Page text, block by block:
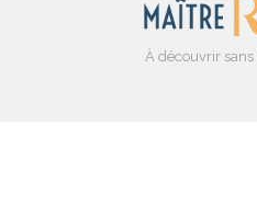
À découvrir